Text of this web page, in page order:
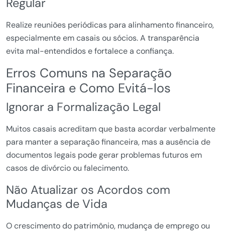
Regular
Realize reuniões periódicas para alinhamento financeiro,
especialmente em casais ou sócios. A transparência
evita mal-entendidos e fortalece a confiança.
Erros Comuns na Separação
Financeira e Como Evitá-los
Ignorar a Formalização Legal
Muitos casais acreditam que basta acordar verbalmente
para manter a separação financeira, mas a ausência de
documentos legais pode gerar problemas futuros em
casos de divórcio ou falecimento.
Não Atualizar os Acordos com
Mudanças de Vida
O crescimento do patrimônio, mudança de emprego ou